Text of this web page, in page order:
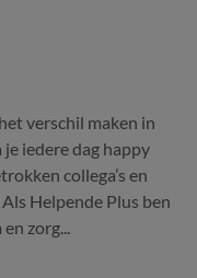
verschil maken in
je iedere dag happy
collega’s en
Helpende Plus ben
zorg...